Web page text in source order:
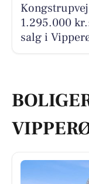
1.295.000
salg i